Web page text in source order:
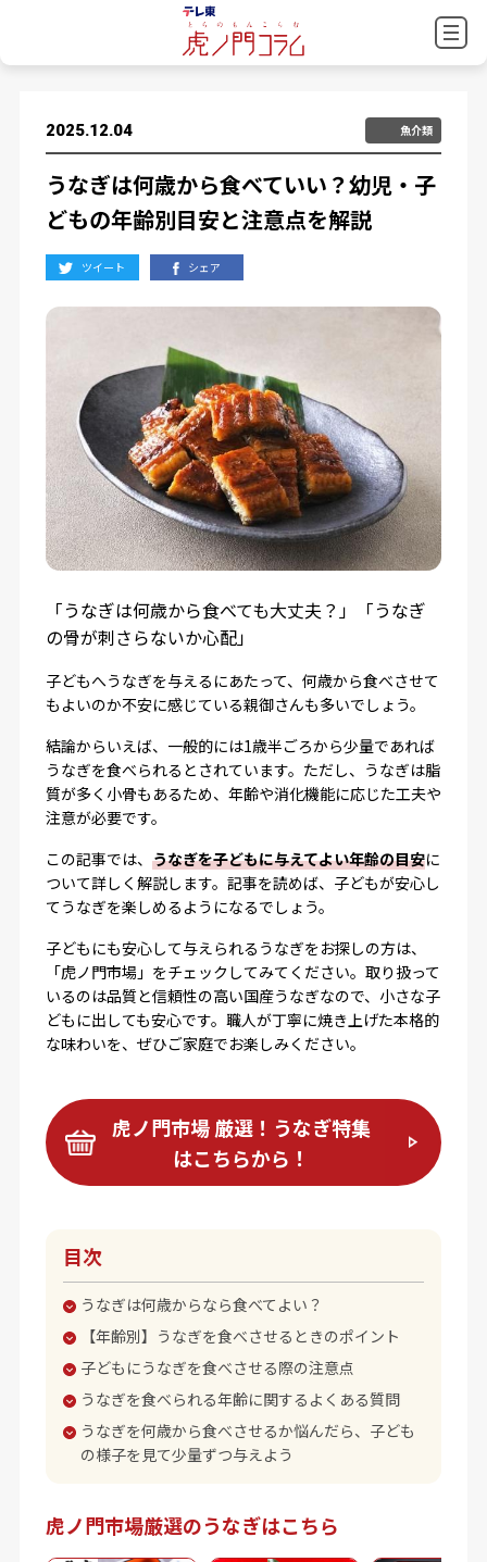
2025.12.04 魚介類
うなぎは何歳から食べていい？幼児・子
どもの年齢別目安と注意点を解説
ツイート シェア
「うなぎは何歳から食べても大丈夫？」「うなぎ
の骨が刺さらないか心配」
子どもへうなぎを与えるにあたって、何歳から食べさせて
もよいのか不安に感じている親御さんも多いでしょう。
結論からいえば、一般的には1歳半ごろから少量であれば
うなぎを食べられるとされています。ただし、うなぎは脂
質が多く小骨もあるため、年齢や消化機能に応じた工夫や
注意が必要です。
この記事では、 うなぎを子どもに与えてよい年齢の目安に
ついて詳しく解説します。記事を読めば、子どもが安心し
てうなぎを楽しめるようになるでしょう。
子どもにも安心して与えられるうなぎをお探しの方は、
「虎ノ門市場」をチェックしてみてください。取り扱って
いるのは品質と信頼性の高い国産うなぎなので、小さな子
どもに出しても安心です。職人が丁寧に焼き上げた本格的
な味わいを、ぜひご家庭でお楽しみください。
虎ノ門市場 厳選！うなぎ特集
はこちらから！
目次
うなぎは何歳からなら食べてよい？
【年齢別】うなぎを食べさせるときのポイント
子どもにうなぎを食べさせる際の注意点
うなぎを食べられる年齢に関するよくある質問
うなぎを何歳から食べさせるか悩んだら、子ども
の様子を見て少量ずつ与えよう
虎ノ門市場厳選のうなぎはこちら